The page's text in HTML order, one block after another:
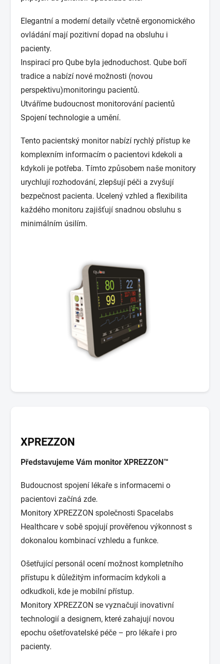
Elegantní a moderní detaily včetně ergonomického
ovládání mají pozitivní dopad na obsluhu i
pacienty.
Inspirací pro Qube byla jednoduchost. Qube boří
tradice a nabízí nové možnosti (novou
perspektivu)monitoringu pacientů.
Utváříme budoucnost monitorování pacientů
Spojení technologie a umění.
Tento pacientský monitor nabízí rychlý přístup ke
komplexním informacím o pacientovi kdekoli a
kdykoli je potřeba. Tímto způsobem naše monitory
urychlují rozhodování, zlepšují péči a zvyšují
bezpečnost pacienta. Ucelený vzhled a flexibilita
každého monitoru zajišťují snadnou obsluhu s
minimálním úsilím.
XPREZZON
Představujeme Vám monitor XPREZZON™
Budoucnost spojení lékaře s informacemi o
pacientovi začíná zde.
Monitory XPREZZON společnosti Spacelabs
Healthcare v sobě spojují prověřenou výkonnost s
dokonalou kombinací vzhledu a funkce.
Ošetřující personál ocení možnost kompletního
přístupu k důležitým informacím kdykoli a
odkudkoli, kde je mobilní přístup.
Monitory XPREZZON se vyznačují inovativní
technologií a designem, které zahajují novou
epochu ošetřovatelské péče – pro lékaře i pro
pacienty.